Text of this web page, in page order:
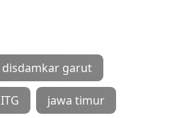
disdamkar garut
ITG jawa timur